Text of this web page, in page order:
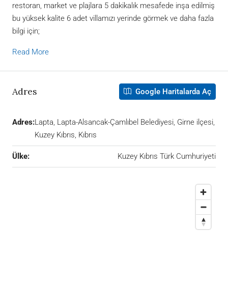
restoran, market ve plajlara 5 dakikalık mesafede inşa edilmiş
bu yüksek kalite 6 adet villamızı yerinde görmek ve daha fazla
bilgi için;
Read More
Adres Google Haritalarda Aç
Adres:Lapta, Lapta-Alsancak-Çamlıbel Belediyesi, Girne ilçesi,
Kuzey Kıbrıs, Kıbrıs
Ülke: Kuzey Kıbrıs Türk Cumhuriyeti